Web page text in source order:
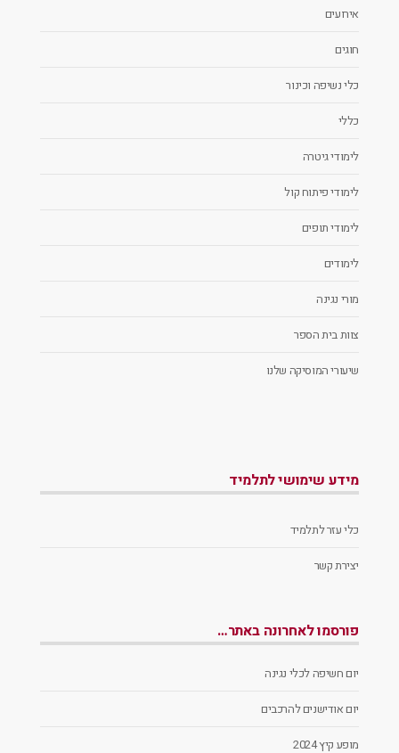
אירועים
חוגים
כלי נשיפה וכינור
כללי
לימודי גיטרה
לימודי פיתוח קול
לימודי תופים
לימודים
מורי נגינה
צוות בית הספר
שיעורי המוסיקה שלנו
מידע שימושי לתלמיד
כלי עזר לתלמיד
יצירת קשר
פורסמו לאחרונה באתר…
יום חשיפה לכלי נגינה
יום אודישנים להרכבים
מופע קיץ 2024